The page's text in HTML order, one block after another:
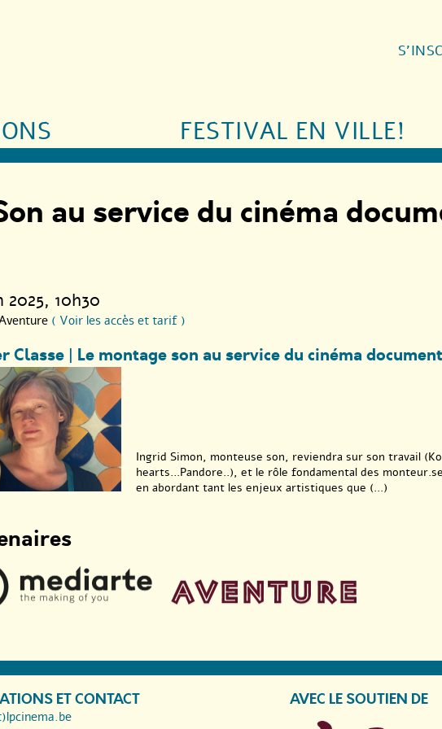
FESTIVAL EN VILLE!
au service du cinéma
2025, 10h30
( Voir les accès et tarif )
Classe | Le montage son au service du cinéma
Ingrid Simon, monteuse son, reviendra sur son travail
hearts...Pandore..), et le rôle fondamental des
en abordant tant les enjeux artistiques que (...)
ET CONTACT AVEC LE SOUTIEN DE